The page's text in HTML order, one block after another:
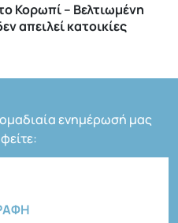
Κορωπί – Βελτιωμένη
απειλεί κατοικίες
ενημέρωσή μας